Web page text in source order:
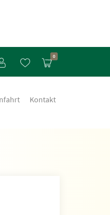
0
Kontakt